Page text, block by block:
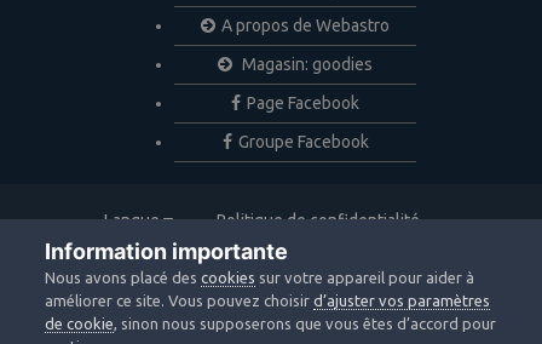
A propos de Webastro
Magasin: goodies
Page Facebook
Groupe Facebook
Langue
Politique de confidentialité
Nous contacter
Copyright © 2020 Webastro
Powered by Invision Community
Information importante
Nous avons placé descookies sur votre appareil pour aider à
améliorer ce site. Vous pouvez choisird’ajuster vos paramètres
de cookie, sinon nous supposerons que vous êtes d’accord pour